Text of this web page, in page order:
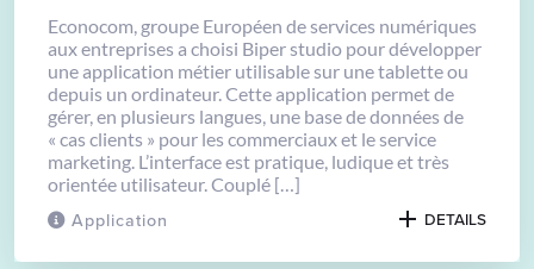
Application
Econocom, groupe Européen de services numériques
aux entreprises a choisi Biper studio pour développer
une application métier utilisable sur une tablette ou
depuis un ordinateur. Cette application permet de
gérer, en plusieurs langues, une base de données de
« cas clients » pour les commerciaux et le service
marketing. L’interface est pratique, ludique et très
orientée utilisateur. Couplé […]
DETAILS